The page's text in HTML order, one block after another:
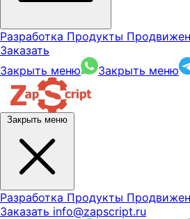
Разработка Продукты
Заказать
Закрыть меню
Закрыть меню
Закрыть меню
Разработка Продукты
Заказать info@zapscript.ru